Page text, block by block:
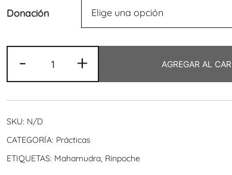
Donación
-
intensiva
-
Drubchod
+ AGREGAR AL
SKU: N/D
CATEGORÍA: Prácticas
ETIQUETAS: Mahamudra, Rinpoche